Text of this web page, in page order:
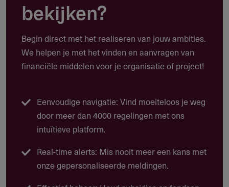
Hierbij kan onder meer gedacht worden aan:
financiering van de overname financieel niet haalbaar is
voor de opvolger.
eigenaar; vaak is hier additioneel kapitaal benodigd.
Management Buy-in (MBI), hierbij neemt een
oorspronkelijke eigenaar; vaak is hier additioneel
kapitaal benodigd.
bekijken?
Begin direct met het realiseren van jouw ambities.
We helpen je met het vinden en aanvragen van
financiële middelen voor je organisatie of project!
Eenvoudige navigatie: Vind moeiteloos je weg
door meer dan 4000 regelingen met ons
intuïtieve platform.
Real-time alerts: Mis nooit meer een kans met
onze gepersonaliseerde meldingen.